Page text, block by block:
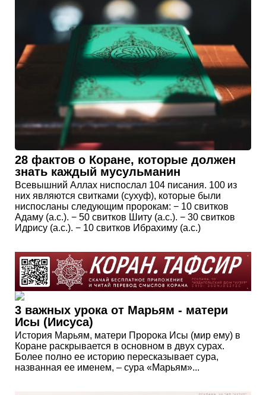
28 фактов о Коране, которые должен
знать каждый мусульманин
Всевышний Аллах ниспослал 104 писания. 100 из
них являются свитками (сухуф), которые были
ниспосланы следующим пророкам: − 10 свитков
Адаму (а.с.). − 50 свитков Шиту (a.с.). − 30 свитков
Идрису (а.с.). − 10 свитков Ибрахиму (а.с.)
3 важных урока от Марьям - матери
Исы (Иисуса)
История Марьям, матери Пророка Исы (мир ему) в
Коране раскрывается в основном в двух сурах.
Более полно ее историю пересказывает сура,
названная ее именем, – сура «Марьям»...